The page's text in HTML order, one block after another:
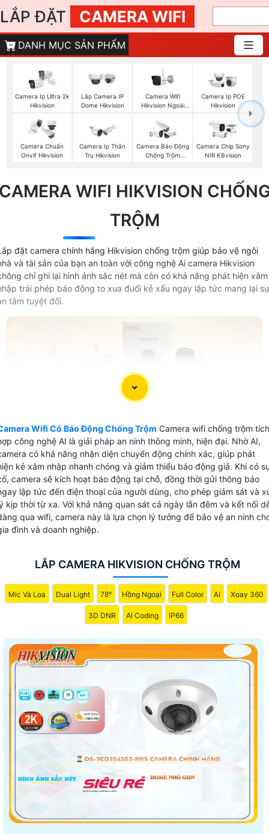
LẮP ĐẶT CAMERA WIFI
DANH MỤC SẢN PHẨM
Camera Ip Ultra 2k
Hikvision
Lắp Camera IP
Dome Hikvision
Camera Wifi
Hikvision Ngoài
Camera Ip POE
Hikvision
Camera Chuẩn
Onvif Hikvision
Camera Ip Thân
Trụ Hikvision
Camera Báo Động
Chống Trộm
Camera Chip Sony
NIR KBvision
WIFI HIKVISION
TRỘM
đặt camera chính hãng Hikvision chống trộm giúp bảo vệ ngôi
và tài sản của bạn an toàn với công nghệ Ai camera Hikvision
chỉ ghi lại hình ảnh sắc nét mà còn có khả năng phát hiện xâm
trái phép báo động to xua đuổi kẻ xấu ngay lập tức mang lại sự
tâm tuyệt đối.
Wifi Có Báo Động Chống Trộm Camera wifi chống trộm tích
công nghệ AI là giải pháp an ninh thông minh, hiện đại. Nhờ AI,
có khả năng nhận diện chuyển động chính xác, giúp phát
kẻ xâm nhập nhanh chóng và giảm thiểu báo động giả. Khi có
camera sẽ kích hoạt báo động tại chỗ, đồng thời gửi thông báo
lập tức đến điện thoại của người dùng, cho phép giám sát và
kịp thời từ xa. Với khả năng quan sát cả ngày lẫn đêm và kết nối
qua wifi, camera này là lựa chọn lý tưởng để bảo vệ an ninh
đình và doanh nghiệp.
LẮP CAMERA HIKVISION CHỐNG TRỘM
Mic Và Loa Dual Light 78° Hồng Ngoại Full Color AI Xoay 360
3D DNR AI Coding IP66